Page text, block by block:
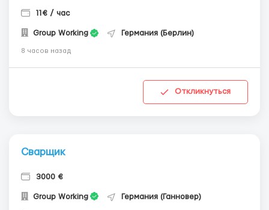
11€ / час
Group Working Германия (Берлин)
8 часов назад
Откликнуться
Сварщик
3000 €
Group Working Германия (Ганновер)